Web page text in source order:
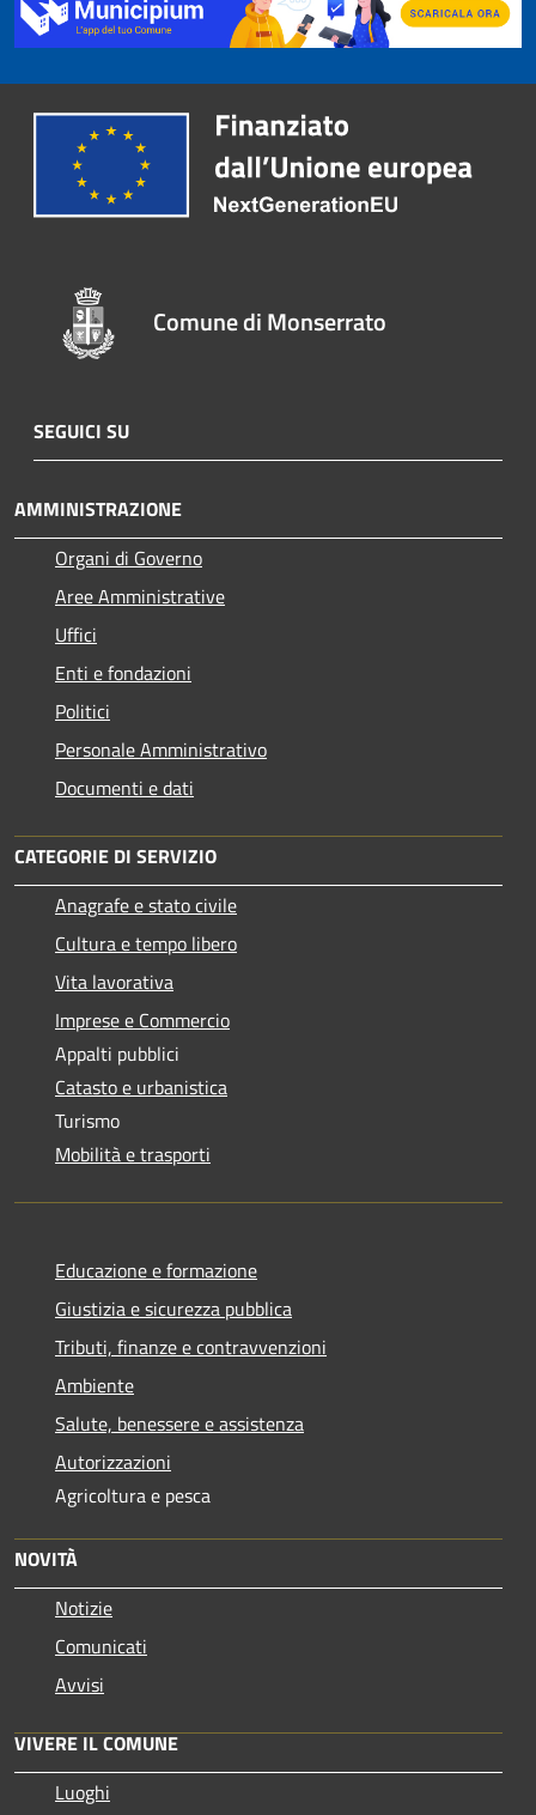
Comune di Monserrato
SEGUICI SU
AMMINISTRAZIONE
Organi di Governo
Aree Amministrative
Uffici
Enti e fondazioni
Politici
Personale Amministrativo
Documenti e dati
CATEGORIE DI SERVIZIO
Anagrafe e stato civile
Cultura e tempo libero
Vita lavorativa
Imprese e Commercio
Appalti pubblici
Catasto e urbanistica
Turismo
Mobilità e trasporti
Educazione e formazione
Giustizia e sicurezza pubblica
Tributi, finanze e contravvenzioni
Ambiente
Salute, benessere e assistenza
Autorizzazioni
Agricoltura e pesca
NOVITÀ
Notizie
Comunicati
Avvisi
VIVERE IL COMUNE
Luoghi